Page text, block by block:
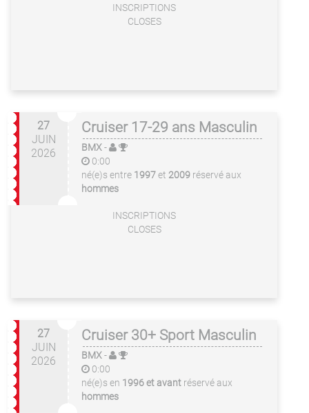
INSCRIPTIONS
CLOSES
27
JUIN
2026
Cruiser 17-29 ans Masculin
BMX-
0:00
né(e)s entre 1997et 2009 réservé aux
hommes
INSCRIPTIONS
CLOSES
27
JUIN
2026
Cruiser 30+ Sport Masculin
BMX-
0:00
né(e)s en 1996 et avant réservé aux
hommes